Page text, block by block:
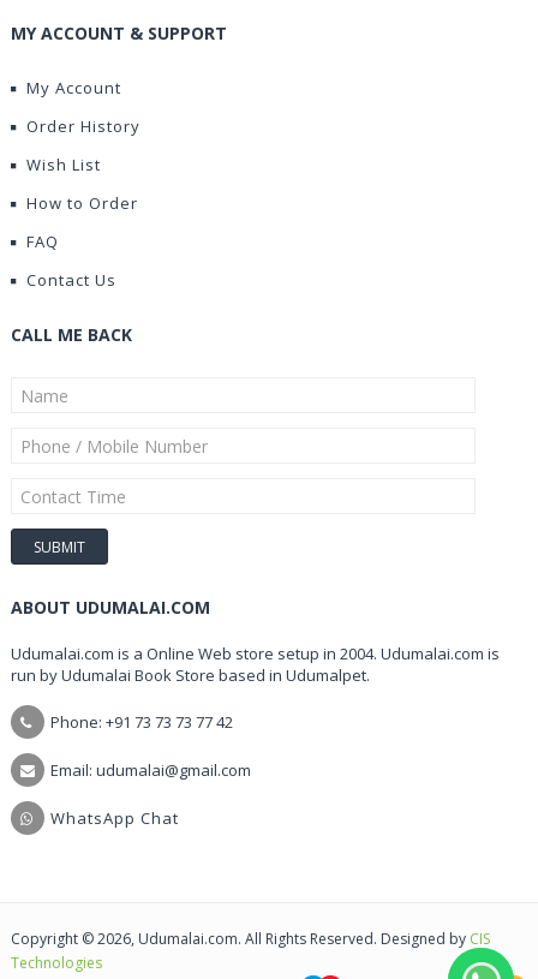
MY ACCOUNT & SUPPORT
My Account
Order History
Wish List
How to Order
FAQ
Contact Us
CALL ME BACK
ABOUT UDUMALAI.COM
Udumalai.com is a Online Web store setup in 2004. Udumalai.com is
run by Udumalai Book Store based in Udumalpet.
Phone: +91 73 73 73 77 42
Email: udumalai@gmail.com
WhatsApp Chat
Copyright © 2026, Udumalai.com. All Rights Reserved. Designed by CIS
Technologies